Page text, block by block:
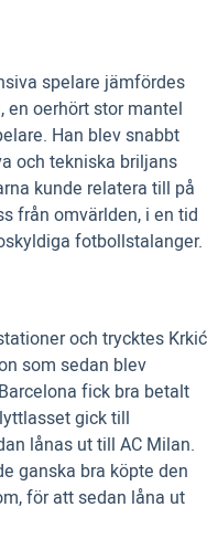
spelare jämfördes
en oerhört stor mantel
Han blev snabbt
och tekniska briljans
kunde relatera till på
från omvärlden, i en tid
fotbollstalanger.
och trycktes Krkić
som sedan blev
fick bra betalt
gick till
lånas ut till AC Milan.
ganska bra köpte den
för att sedan låna ut